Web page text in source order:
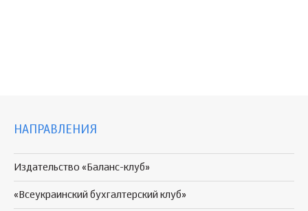
НАПРАВЛЕНИЯ
Издательство «Баланс-клуб»
«Всеукраинский бухгалтерский клуб»